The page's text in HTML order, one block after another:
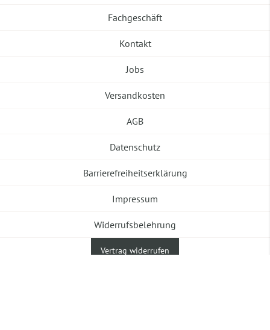
Fachgeschäft
Kontakt
Jobs
Versandkosten
AGB
Datenschutz
Barrierefreiheitserklärung
Impressum
Widerrufsbelehrung
Vertrag widerrufen